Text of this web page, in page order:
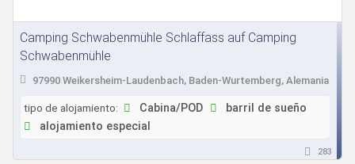
Camping Schwabenmühle Schlaffass auf Camping
Schwabenmühle
97990 Weikersheim-Laudenbach, Baden-Wurtemberg, Alemania
tipo de alojamiento: Cabina/POD
barril de sueño
alojamiento especial
283